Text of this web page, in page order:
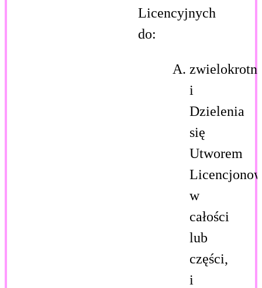
Licencyjnych
do:
i
Dzielenia
się
Utworem
w
całości
lub
części,
i